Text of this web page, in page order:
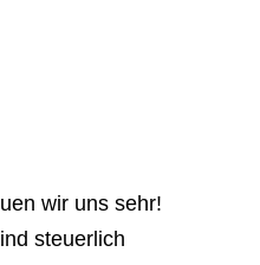
wir uns sehr!
steuerlich